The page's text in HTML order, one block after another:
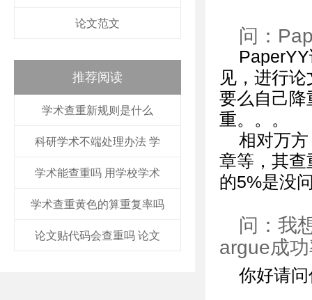
论文范文
推荐阅读
学术查重新规则是什么
科研学术不端处理办法 学
学术能查重吗 用学校学术
学术查重黄色的算重复率吗
论文贴代码会查重吗 论文
问：
见，进行
要么自己降
重。。。
相对万
章等，其查
的5%是没
问：我
argue成
你好请